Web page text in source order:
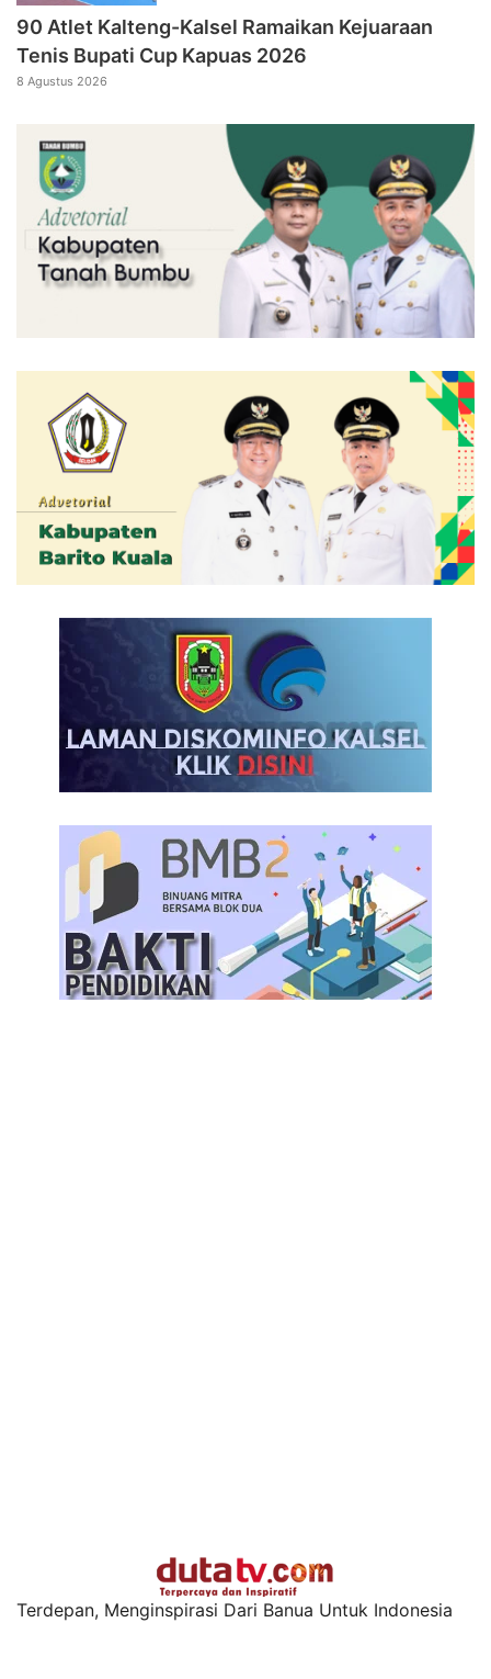
90 Atlet Kalteng-Kalsel Ramaikan Kejuaraan
Tenis Bupati Cup Kapuas 2026
8 Agustus 2026
Terdepan, Menginspirasi Dari Banua Untuk Indonesia